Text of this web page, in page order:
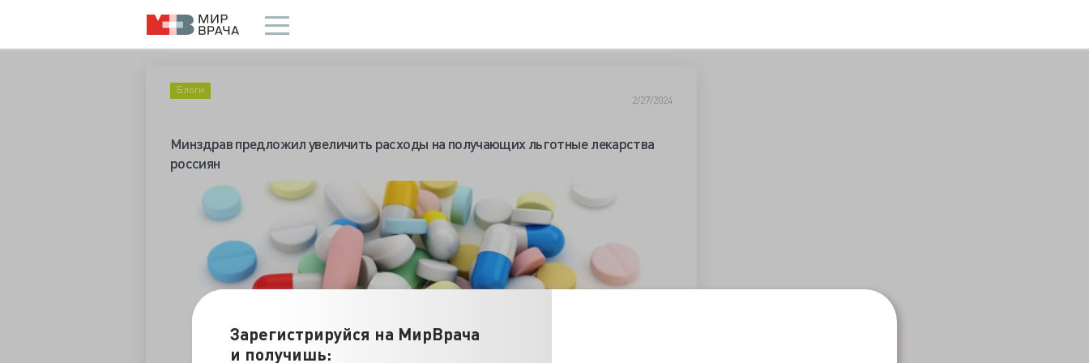
Зарегистрируйся на МирВрача
и получишь:
Блоги
2/27/2024
Минздрав предложил увеличить расходы на получающих льготные лекарства
россиян